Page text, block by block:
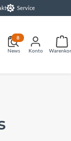
Service
News
8
Konto